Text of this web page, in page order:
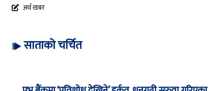
अर्थ खबर
साताको चर्चित